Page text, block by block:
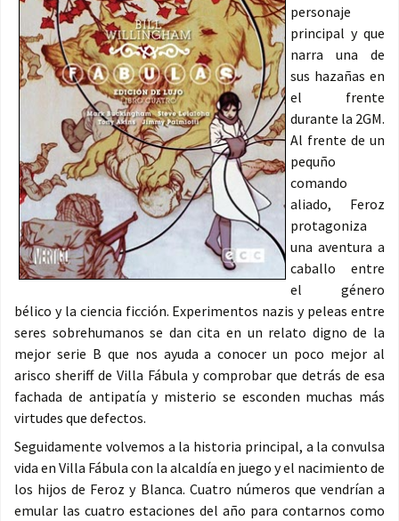
personaje
principal y que
narra una de
sus hazañas en
el frente
durante la 2GM.
Al frente de un
pequño
comando
aliado, Feroz
protagoniza
una aventura a
caballo entre
el género
bélico y la ciencia ficción. Experimentos nazis y peleas entre
seres sobrehumanos se dan cita en un relato digno de la
mejor serie B que nos ayuda a conocer un poco mejor al
arisco sheriff de Villa Fábula y comprobar que detrás de esa
fachada de antipatía y misterio se esconden muchas más
virtudes que defectos.
Seguidamente volvemos a la historia principal, a la convulsa
vida en Villa Fábula con la alcaldía en juego y el nacimiento de
los hijos de Feroz y Blanca. Cuatro números que vendrían a
emular las cuatro estaciones del año para contarnos como